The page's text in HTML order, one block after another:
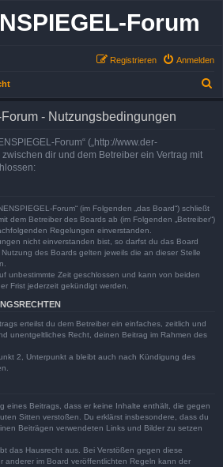
Forum
Anmelden
Registrieren
- Nutzungsbedingungen
Forum“ („http://www.der-
dir und dem Betreiber ein Vertrag mit
Forum“ (im Folgenden „das Board“) schließt
dem Betreiber des Boards ab (im Folgenden „Betreiber“)
Regelungen einverstanden.
nicht einverstanden bist, so darfst du das Board
des Boards gelten jeweils die an dieser Stelle
unbestimmte Zeit geschlossen und kann von beiden
Frist jederzeit gekündigt werden.
erteilst du dem Betreiber ein einfaches, zeitlich und
unentgeltliches Recht, deinen Beitrag im Rahmen des
2, Unterpunkt a bleibt auch nach Kündigung des
eines Beitrags, dass er keine Inhalte enthält, die gegen
Sitten verstoßen. Du erklärst insbesondere, dass du
Beiträgen verwendeten Links und Bilder zu setzen
das Hausrecht aus. Bei Verstößen gegen diese
anderer im Board veröffentlichten Regeln kann der